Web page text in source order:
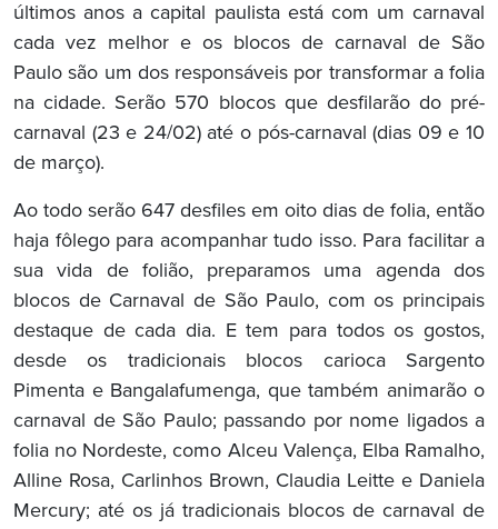
últimos anos a capital paulista está com um carnaval
cada vez melhor e os blocos de carnaval de São
Paulo são um dos responsáveis por transformar a folia
na cidade. Serão 570 blocos que desfilarão do pré-
carnaval (23 e 24/02) até o pós-carnaval (dias 09 e 10
de março).
Ao todo serão 647 desfiles em oito dias de folia, então
haja fôlego para acompanhar tudo isso. Para facilitar a
sua vida de folião, preparamos uma agenda dos
blocos de Carnaval de São Paulo, com os principais
destaque de cada dia. E tem para todos os gostos,
desde os tradicionais blocos carioca Sargento
Pimenta e Bangalafumenga, que também animarão o
carnaval de São Paulo; passando por nome ligados a
folia no Nordeste, como Alceu Valença, Elba Ramalho,
Alline Rosa, Carlinhos Brown, Claudia Leitte e Daniela
Mercury; até os já tradicionais blocos de carnaval de